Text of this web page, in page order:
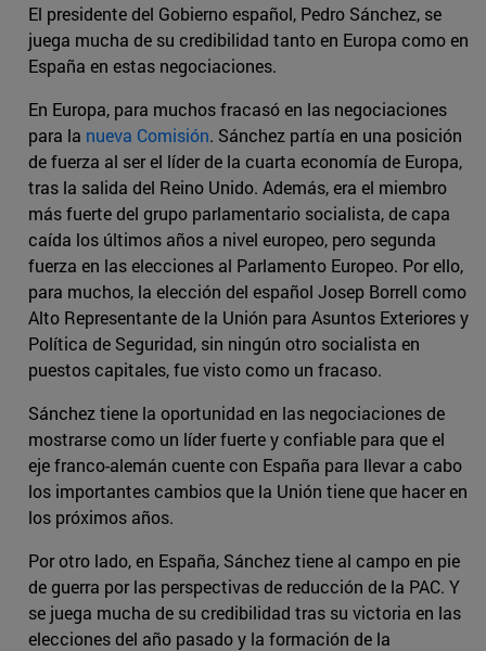
El presidente del Gobierno español, Pedro Sánchez, se
juega mucha de su credibilidad tanto en Europa como en
España en estas negociaciones.
En Europa, para muchos fracasó en las negociaciones
para la nueva Comisión. Sánchez partía en una posición
de fuerza al ser el líder de la cuarta economía de Europa,
tras la salida del Reino Unido. Además, era el miembro
más fuerte del grupo parlamentario socialista, de capa
caída los últimos años a nivel europeo, pero segunda
fuerza en las elecciones al Parlamento Europeo. Por ello,
para muchos, la elección del español Josep Borrell como
Alto Representante de la Unión para Asuntos Exteriores y
Política de Seguridad, sin ningún otro socialista en
puestos capitales, fue visto como un fracaso.
Sánchez tiene la oportunidad en las negociaciones de
mostrarse como un líder fuerte y confiable para que el
eje franco-alemán cuente con España para llevar a cabo
los importantes cambios que la Unión tiene que hacer en
los próximos años.
Por otro lado, en España, Sánchez tiene al campo en pie
de guerra por las perspectivas de reducción de la PAC. Y
se juega mucha de su credibilidad tras su victoria en las
elecciones del año pasado y la formación de la